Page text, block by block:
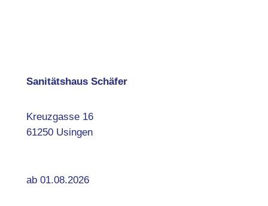
Sanitätshaus Schäfer
Kreuzgasse 16
61250 Usingen
ab 01.08.2026